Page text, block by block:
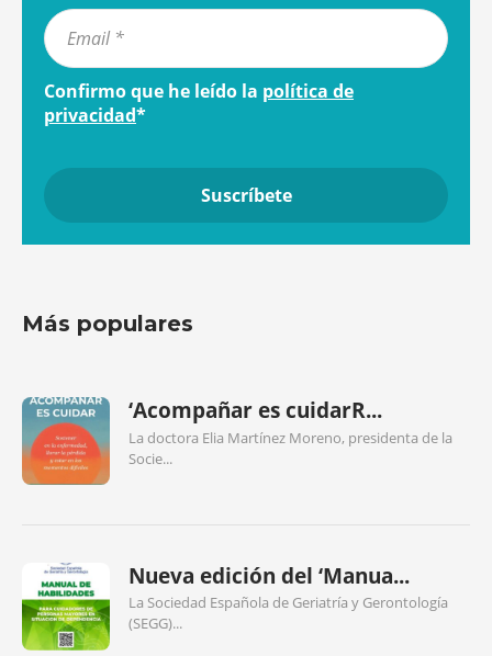
Confirmo que he leído la política de
privacidad*
Más populares
‘Acompañar es cuidarR...
La doctora Elia Martínez Moreno, presidenta de la
Socie...
Nueva edición del ‘Manua...
La Sociedad Española de Geriatría y Gerontología
(SEGG)...